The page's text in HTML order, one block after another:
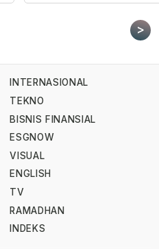
>
INTERNASIONAL
TEKNO
BISNIS FINANSIAL
ESGNOW
VISUAL
ENGLISH
TV
RAMADHAN
INDEKS